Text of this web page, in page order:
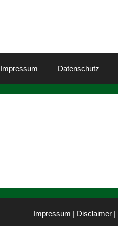
Impressum Datenschutz
Impressum | Disclaimer |